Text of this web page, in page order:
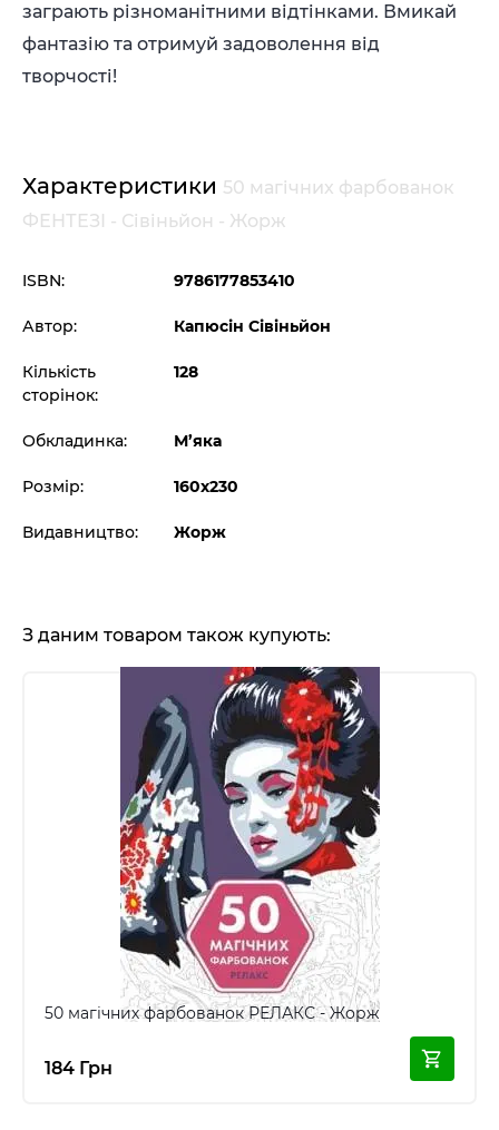
заграють різноманітними відтінками. Вмикай
фантазію та отримуй задоволення від
творчості!
Характеристики 50 магічних фарбованок
ФЕНТЕЗІ - Сівіньйон - Жорж
ISBN: 9786177853410
Автор: Капюсін Сівіньйон
Кількість
сторінок:
128
Обкладинка: М’яка
Розмір: 160х230
Видавництво: Жорж
З даним товаром також купують:
50 магічних фарбованок РЕЛАКС - Жорж
184 Грн